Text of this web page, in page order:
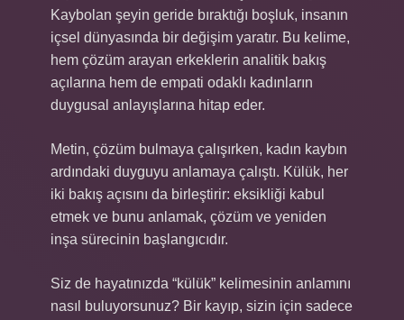
Kaybolan şeyin geride bıraktığı boşluk, insanın
içsel dünyasında bir değişim yaratır. Bu kelime,
hem çözüm arayan erkeklerin analitik bakış
açılarına hem de empati odaklı kadınların
duygusal anlayışlarına hitap eder.
Metin, çözüm bulmaya çalışırken, kadın kaybın
ardındaki duyguyu anlamaya çalıştı. Külük, her
iki bakış açısını da birleştirir: eksikliği kabul
etmek ve bunu anlamak, çözüm ve yeniden
inşa sürecinin başlangıcıdır.
Siz de hayatınızda “külük” kelimesinin anlamını
nasıl buluyorsunuz? Bir kayıp, sizin için sadece